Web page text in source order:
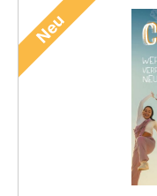
Neu